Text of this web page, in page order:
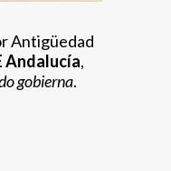
Antigüedad
Andalucía,
gobierna.